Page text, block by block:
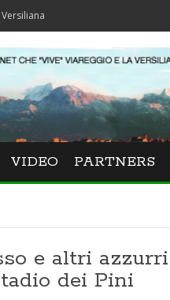
VIDEO PARTNERS
e altri azzurri
dei Pini